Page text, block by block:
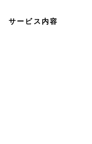
サービス内容